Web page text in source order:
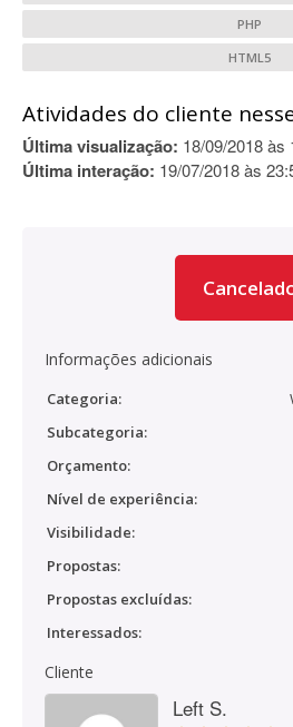
PHP
HTML5
Atividades do cliente
Última visualização: 18/09/2018 às
Última interação: 19/07/2018 às
Informações adicionais
Categoria:
Subcategoria:
Orçamento:
Nível de experiência:
Visibilidade:
Propostas:
Propostas excluídas:
Interessados:
Cliente
Left S.